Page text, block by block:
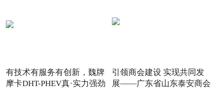
有技术有服务有创新，魏牌
摩卡DHT-PHEV真·实力强劲
引领商会建设 实现共同发
展——广东省山东泰安商会